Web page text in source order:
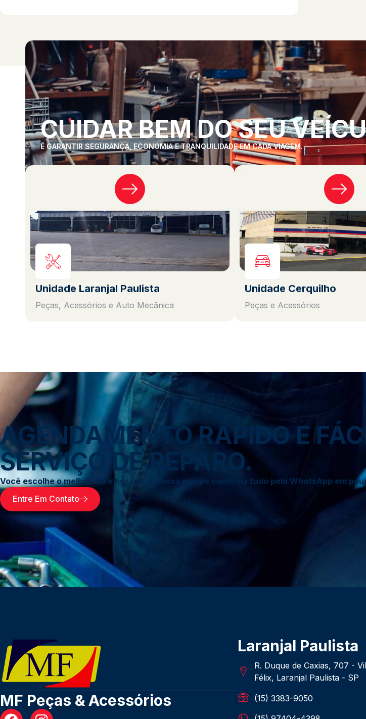
CUIDAR BEM DO SEU
É GARANTIR SEGURANÇA, ECONOMIA E TRANQUILIDADE EM CADA VIAGEM.
Unidade Laranjal Paulista
Peças, Acessórios e Auto Mecânica
Unidade Cerquilho
Peças e Acessórios
AGENDAMENTO RÁPIDO E
SERVIÇO DE REPARO.
Você escolhe o melhor dia e horário, e nossa equipe confirma tudo pelo WhatsApp em
Entre Em Contato
MF Peças & Acessórios
Laranjal Paulista
R. Duque de Caxias, 707 -
Félix, Laranjal Paulista - SP
(15) 3383-9050